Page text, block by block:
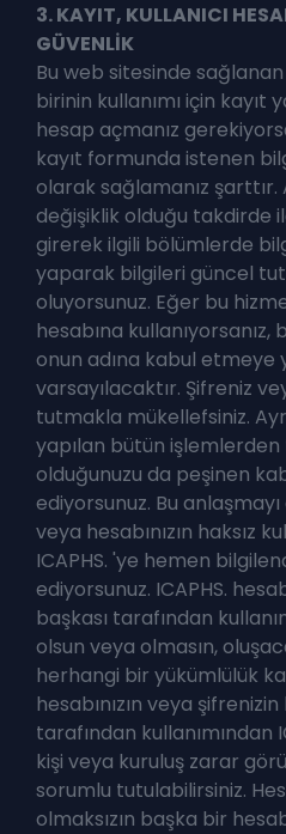
3. KAYIT, KULLANICI
GÜVENLİK
Bu web sitesinde
birinin kullanımı için kayıt
hesap açmanız
kayıt formunda istenen
olarak sağlamanız şarttır.
değişiklik olduğu takdirde
girerek ilgili bölümlerde
yaparak bilgileri güncel
oluyorsunuz. Eğer bu
hesabına kullanıyorsanız,
onun adına kabul etmeye
varsayılacaktır. Şifreniz
tutmakla mükellefsiniz.
yapılan bütün
olduğunuzu da peşinen
ediyorsunuz. Bu
veya hesabınızın haksız
ICAPHS. 'ye hemen
ediyorsunuz. ICAPHS.
başkası tarafından
olsun veya olmasın,
herhangi bir yükümlülük
hesabınızın veya
tarafından kullanımından
kişi veya kuruluş zarar
sorumlu tutulabilirsiniz.
olmaksızın başka bir